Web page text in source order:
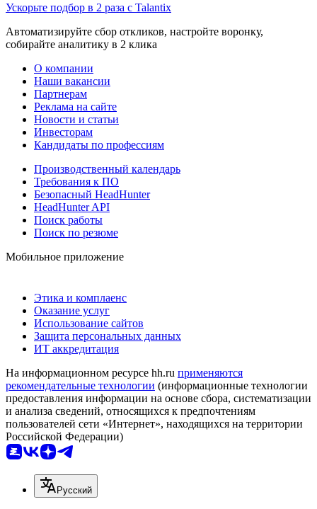
Ускорьте подбор в 2 раза с Talantix
Автоматизируйте сбор откликов, настройте воронку,
собирайте аналитику в 2 клика
О компании
Наши вакансии
Партнерам
Реклама на сайте
Новости и статьи
Инвесторам
Кандидаты по профессиям
Производственный календарь
Требования к ПО
Безопасный HeadHunter
HeadHunter API
Поиск работы
Поиск по резюме
Мобильное приложение
Этика и комплаенс
Оказание услуг
Использование сайтов
Защита персональных данных
ИТ аккредитация
На информационном ресурсе hh.ru применяются
рекомендательные технологии (информационные технологии
предоставления информации на основе сбора, систематизации
и анализа сведений, относящихся к предпочтениям
пользователей сети «Интернет», находящихся на территории
Российской Федерации)
Русский